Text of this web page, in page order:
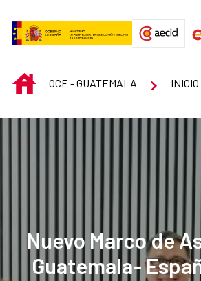
INICIOOCE - GUATEMALA INICIO
Nuevo Marco de
Guatemala-